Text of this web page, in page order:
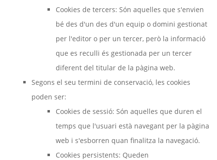
Cookies de tercers: Són aquelles que s'envien
bé des d'un des d'un equip o domini gestionat
per l'editor o per un tercer, però la informació
que es reculli és gestionada per un tercer
diferent del titular de la pàgina web.
Segons el seu termini de conservació, les cookies
poden ser:
Cookies de sessió: Són aquelles que duren el
temps que l'usuari està navegant per la pàgina
web i s'esborren quan finalitza la navegació.
Cookies persistents: Queden